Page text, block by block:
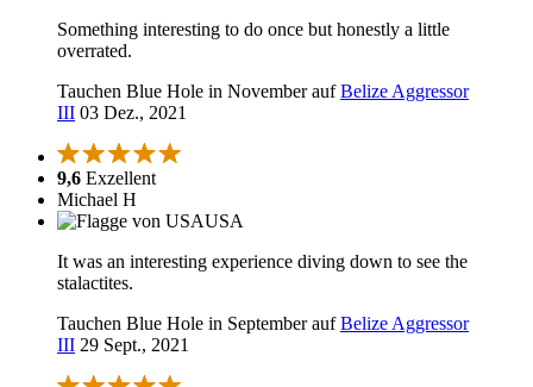
Something interesting to do once but honestly a little
overrated.
Tauchen Blue Hole in November aufBelize Aggressor
III 03 Dez., 2021
9,6 Exzellent
Michael H
USA
It was an interesting experience diving down to see the
stalactites.
Tauchen Blue Hole in September aufBelize Aggressor
III 29 Sept., 2021